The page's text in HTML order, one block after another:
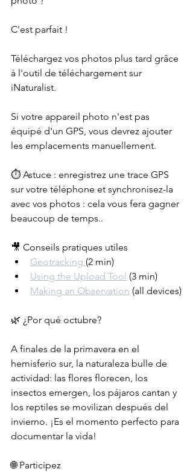
C'est parfait !
Téléchargez vos photos plus tard grâce
à l'outil de téléchargement sur
iNaturalist.
Si votre appareil photo n'est pas
équipé d'un GPS, vous devrez ajouter
les emplacements manuellement.
⏱️ Astuce : enregistrez une trace GPS
sur votre téléphone et synchronisez-la
avec vos photos : cela vous fera gagner
beaucoup de temps..
🎥 Conseils pratiques utiles
Geotracking (2 min)
Using the Upload Tool (3 min)
Making an Observation (all devices)
🌿 ¿Por qué octubre?
A finales de la primavera en el
hemisferio sur, la naturaleza bulle de
actividad: las flores florecen, los
insectos emergen, los pájaros cantan y
los reptiles se movilizan después del
invierno. ¡Es el momento perfecto para
documentar la vida!
🌐 Participez